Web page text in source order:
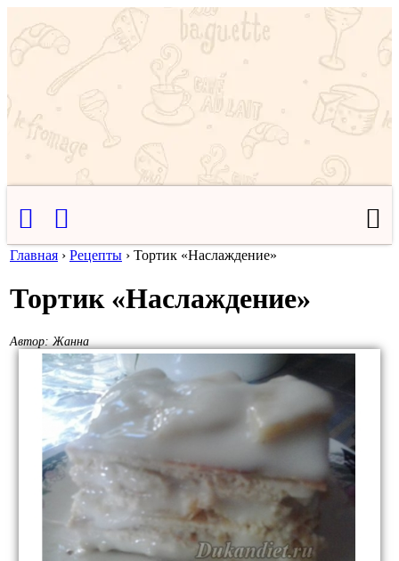
Главная › Рецепты › Тортик «Наслаждение»
Тортик «Наслаждение»
Автор: Жанна